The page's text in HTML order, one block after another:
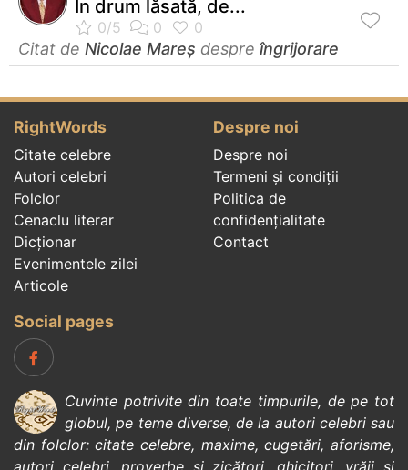
În drum lăsată, de...
Citat de Nicolae Mareș despre îngrijorare
RightWords
Citate celebre
Autori celebri
Folclor
Cenaclu literar
Dicționar
Evenimentele zilei
Articole
Despre noi
Despre noi
Termeni și condiții
Politica de
confidenţialitate
Contact
Social pages
Cuvinte potrivite din toate timpurile, de pe tot
globul, pe teme diverse, de la autori celebrisau
din folclor:citate celebre, maxime,cugetări,aforisme,
autori celebri, proverbe și zicători ghicitori, vrăji si